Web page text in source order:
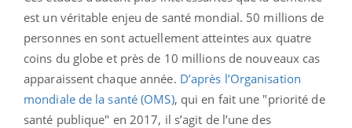
est un véritable enjeu de santé mondial. 50 millions de
personnes en sont actuellement atteintes aux quatre
coins du globe et près de 10 millions de nouveaux cas
apparaissent chaque année. D’après l’Organisation
mondiale de la santé (OMS), qui en fait une "priorité de
santé publique" en 2017, il s’agit de l’une des